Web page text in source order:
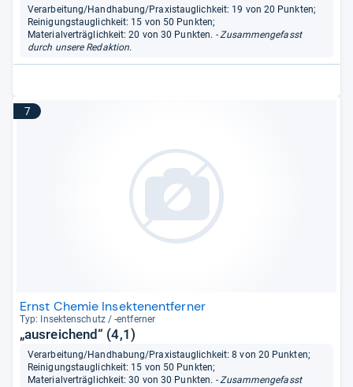
Verarbeitung/Handhabung/Praxistauglichkeit: 19 von 20 Punkten;
Reinigungstauglichkeit: 15 von 50 Punkten;
Materialverträglichkeit: 20 von 30 Punkten. - Zusammengefasst
durch unsere Redaktion.
7
Ernst Chemie Insektenentferner
Typ: Insek­ten­schutz / -​ent­fer­ner
„ausreichend“ (4,1)
Verarbeitung/Handhabung/Praxistauglichkeit: 8 von 20 Punkten;
Reinigungstauglichkeit: 15 von 50 Punkten;
Materialverträglichkeit: 30 von 30 Punkten. - Zusammengefasst